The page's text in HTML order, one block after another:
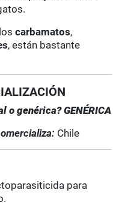
carbamatos,
, están bastante
o genérica? GENÉRICA
Chile
para